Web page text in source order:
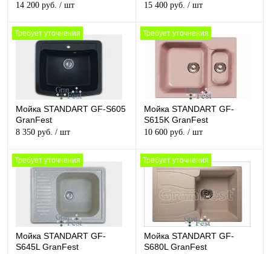
14 200 руб. / шт 15 400 руб. / шт
Требует уточнения
Мойка STANDART GF-S605
GranFest
8 350 руб. / шт
Требует уточнения
Мойка STANDART GF-
S615K GranFest
10 600 руб. / шт
Требует уточнения
Мойка STANDART GF-
S645L GranFest
Требует уточнения
Мойка STANDART GF-
S680L GranFest